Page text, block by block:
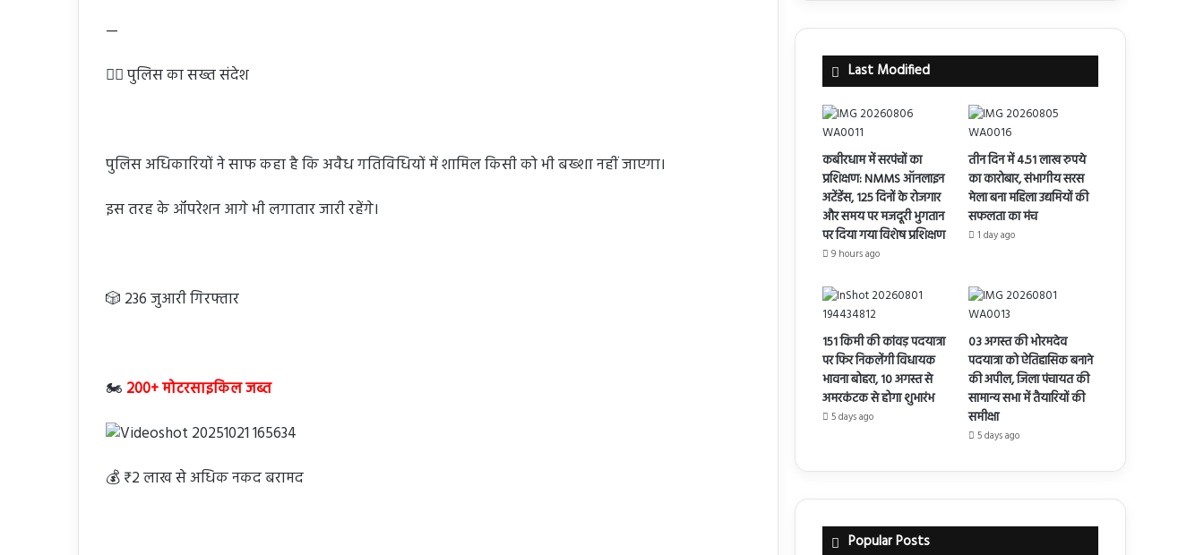
—
👮‍♀️ पुलिस का सख्त संदेश
पुलिस अधिकारियों ने साफ कहा है कि अवैध गतिविधियों में शामिल किसी को भी बख्शा नहीं जाएगा।
इस तरह के ऑपरेशन आगे भी लगातार जारी रहेंगे।
🎲 236 जुआरी गिरफ्तार
🏍️ 200+ मोटरसाइकिल जब्त
💰 ₹2 लाख से अधिक नकद बरामद
Last Modified
कबीरधाम में सरपंचों का
प्रशिक्षण: NMMS ऑनलाइन
अटेंडेंस, 125 दिनों के रोजगार
और समय पर मजदूरी भुगतान
पर दिया गया विशेष प्रशिक्षण
9 hours ago
तीन दिन में 4.51 लाख रुपये
का कारोबार, संभागीय सरस
मेला बना महिला उद्यमियों की
सफलता का मंच
1 day ago
151 किमी की कांवड़ पदयात्रा
पर फिर निकलेंगी विधायक
भावना बोहरा, 10 अगस्त से
अमरकंटक से होगा शुभारंभ
5 days ago
03 अगस्त की भोरमदेव
पदयात्रा को ऐतिहासिक बनाने
की अपील, जिला पंचायत की
सामान्य सभा में तैयारियों की
समीक्षा
5 days ago
Popular Posts